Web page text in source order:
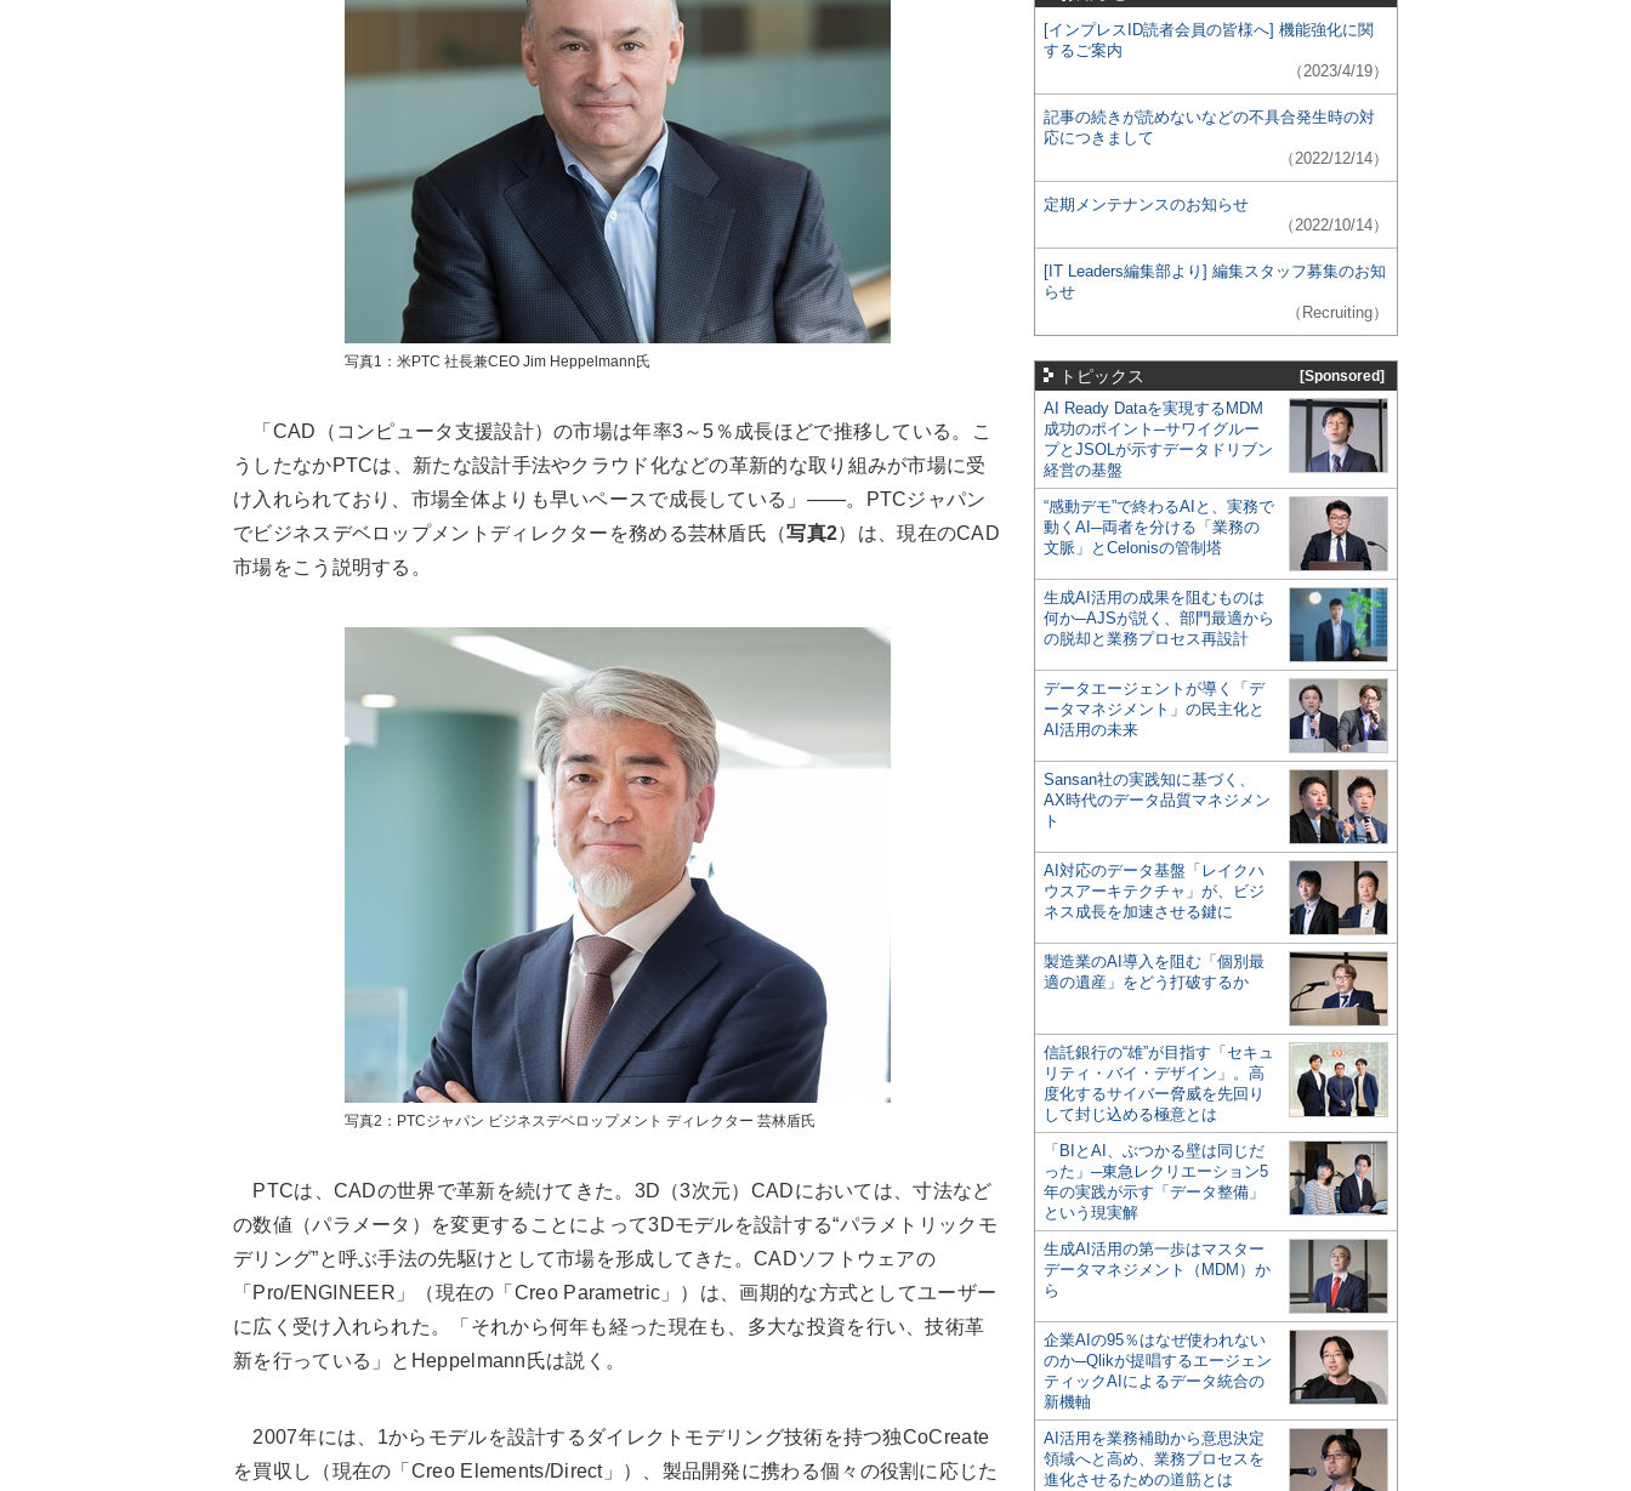
写真1：米PTC 社長兼CEO Jim Heppelmann氏
「CAD（コンピュータ支援設計）の市場は年率3～5％成長ほどで推移している。こ
うしたなかPTCは、新たな設計手法やクラウド化などの革新的な取り組みが市場に受
け入れられており、市場全体よりも早いペースで成長している」――。PTCジャパン
でビジネスデベロップメントディレクターを務める芸林盾氏（写真2）は、現在のCAD
市場をこう説明する。
写真2：PTCジャパン ビジネスデベロップメント ディレクター 芸林盾氏
PTCは、CADの世界で革新を続けてきた。3D（3次元）CADにおいては、寸法など
の数値（パラメータ）を変更することによって3Dモデルを設計する“パラメトリックモ
デリング”と呼ぶ手法の先駆けとして市場を形成してきた。CADソフトウェアの
「Pro/ENGINEER」（現在の「Creo Parametric」）は、画期的な方式としてユーザー
に広く受け入れられた。「それから何年も経った現在も、多大な投資を行い、技術革
新を行っている」とHeppelmann氏は説く。
2007年には、1からモデルを設計するダイレクトモデリング技術を持つ独CoCreate
を買収し（現在の「Creo Elements/Direct」）、製品開発に携わる個々の役割に応じた
[インプレスID読者会員の皆様へ] 機能強化に関
するご案内
（2023/4/19）
記事の続きが読めないなどの不具合発生時の対
応につきまして
（2022/12/14）
定期メンテナンスのお知らせ
（2022/10/14）
[IT Leaders編集部より] 編集スタッフ募集のお知
らせ
（Recruiting）
トピックス [Sponsored]
AI Ready Dataを実現するMDM
成功のポイント─サワイグルー
プとJSOLが示すデータドリブン
経営の基盤
“感動デモ”で終わるAIと、実務で
動くAI─両者を分ける「業務の
文脈」とCelonisの管制塔
生成AI活用の成果を阻むものは
何か─AJSが説く、部門最適から
の脱却と業務プロセス再設計
データエージェントが導く「デ
ータマネジメント」の民主化と
AI活用の未来
Sansan社の実践知に基づく、
AX時代のデータ品質マネジメン
ト
AI対応のデータ基盤「レイクハ
ウスアーキテクチャ」が、ビジ
ネス成長を加速させる鍵に
製造業のAI導入を阻む「個別最
適の遺産」をどう打破するか
信託銀行の“雄”が目指す「セキュ
リティ・バイ・デザイン」。高
度化するサイバー脅威を先回り
して封じ込める極意とは
「BIとAI、ぶつかる壁は同じだ
った」─東急レクリエーション5
年の実践が示す「データ整備」
という現実解
生成AI活用の第一歩はマスター
データマネジメント（MDM）か
ら
企業AIの95％はなぜ使われない
のか─Qlikが提唱するエージェン
ティックAIによるデータ統合の
新機軸
AI活用を業務補助から意思決定
領域へと高め、業務プロセスを
進化させるための道筋とは